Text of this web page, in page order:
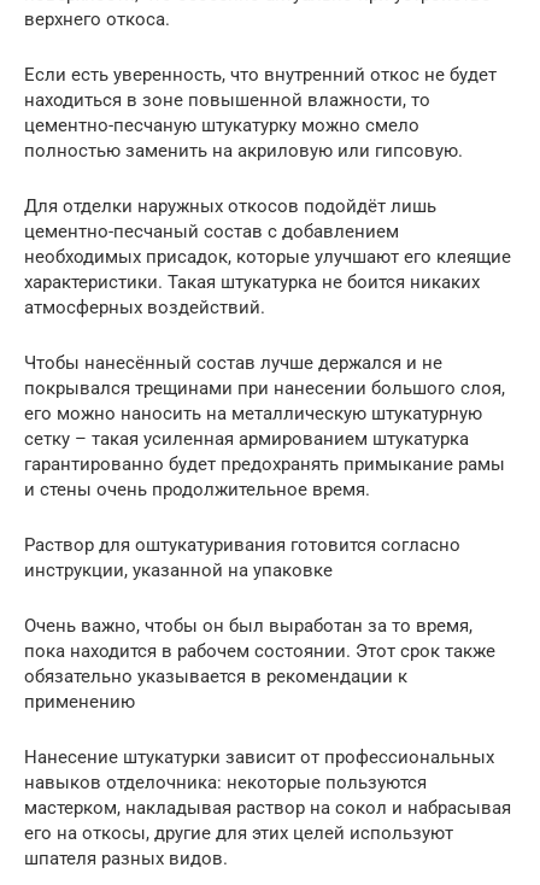
верхнего откоса.
Если есть уверенность, что внутренний откос не будет
находиться в зоне повышенной влажности, то
цементно-песчаную штукатурку можно смело
полностью заменить на акриловую или гипсовую.
Для отделки наружных откосов подойдёт лишь
цементно-песчаный состав с добавлением
необходимых присадок, которые улучшают его клеящие
характеристики. Такая штукатурка не боится никаких
атмосферных воздействий.
Чтобы нанесённый состав лучше держался и не
покрывался трещинами при нанесении большого слоя,
его можно наносить на металлическую штукатурную
сетку – такая усиленная армированием штукатурка
гарантированно будет предохранять примыкание рамы
и стены очень продолжительное время.
Раствор для оштукатуривания готовится согласно
инструкции, указанной на упаковке
Очень важно, чтобы он был выработан за то время,
пока находится в рабочем состоянии. Этот срок также
обязательно указывается в рекомендации к
применению
Нанесение штукатурки зависит от профессиональных
навыков отделочника: некоторые пользуются
мастерком, накладывая раствор на сокол и набрасывая
его на откосы, другие для этих целей используют
шпателя разных видов.